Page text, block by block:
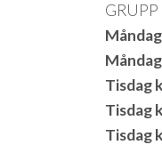
GRUPP
Tisdag
Tisdag
Tisdag